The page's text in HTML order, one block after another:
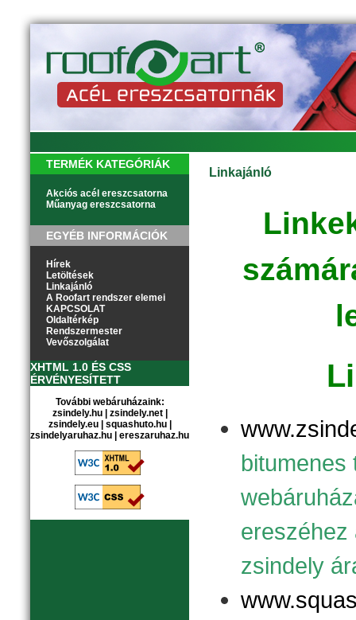
TERMÉK KATEGÓRIÁK
Akciós acél ereszcsatorna
Műanyag ereszcsatorna
EGYÉB INFORMÁCIÓK
Hírek
Letöltések
Linkajánló
A Roofart rendszer elemei
KAPCSOLAT
Oldaltérkép
Rendszermester
Vevőszolgálat
XHTML 1.0 ÉS CSS
ÉRVÉNYESÍTETT
További webáruházaink:
zsindely.hu| zsindely.net|
zsindely.eu| squashuto.hu|
zsindelyaruhaz.hu
ereszaruhaz.hu
Linkajánló
bitumenes
ereszéhez
zsindely